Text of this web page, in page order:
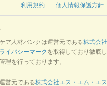
利用規約 個人情報保護方針
ケア人材バンクは運営元である株式会
ライバシーマーク を取得しており徹底
管理を行っております。
運営元である株式会社エス・エム・エス